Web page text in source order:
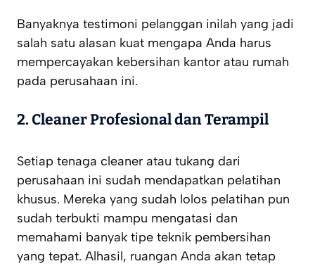
Banyaknya testimoni pelanggan inilah yang jadi
salah satu alasan kuat mengapa Anda harus
mempercayakan kebersihan kantor atau rumah
pada perusahaan ini.
2.Cleaner Profesional dan Terampil
Setiap tenaga cleaner atau tukang dari
perusahaan ini sudah mendapatkan pelatihan
khusus. Mereka yang sudah lolos pelatihan pun
sudah terbukti mampu mengatasi dan
memahami banyak tipe teknik pembersihan
yang tepat. Alhasil, ruangan Anda akan tetap